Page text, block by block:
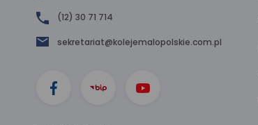
(12) 30 71 714
sekretariat@kolejemalopolskie.com.pl